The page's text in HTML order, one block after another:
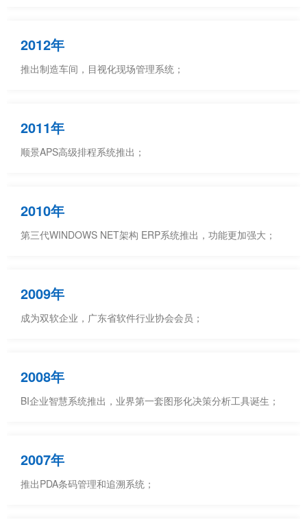
2012年
推出制造车间，目视化现场管理系统；
2011年
顺景APS高级排程系统推出；
2010年
第三代WINDOWS NET架构 ERP系统推出，功能更加强大；
2009年
成为双软企业，广东省软件行业协会会员；
2008年
BI企业智慧系统推出，业界第一套图形化决策分析工具诞生；
2007年
推出PDA条码管理和追溯系统；